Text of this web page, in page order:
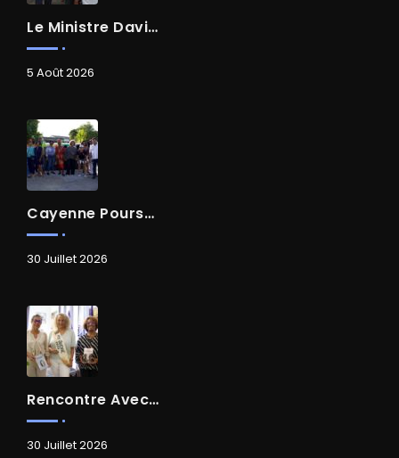
Le Ministre David AMIEL En Visite Dans Le Centre-Ville De Cayenne
5 Août 2026
Cayenne Poursuit Sa Transformation
30 Juillet 2026
Rencontre Avec Madame Isabelle FAMARO
30 Juillet 2026